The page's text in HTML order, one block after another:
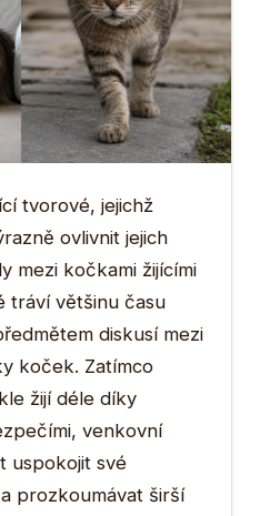
tvorové, jejichž
ovlivnit jejich
mezi kočkami žijícími
tráví většinu času
diskusí mezi
koček. Zatímco
žijí déle díky
venkovní
uspokojit své
prozkoumávat širší